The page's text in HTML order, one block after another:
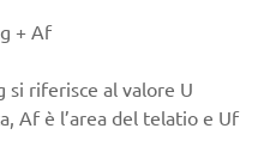
+ Af
si riferisce al valore U
Af è l’area del telatio e Uf